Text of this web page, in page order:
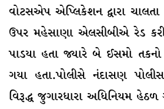
વોટસએપ એપ્લિકેશન દ્વારા
ઉપર મહેસાણા એલસીબીએ રેડ
પાડયા હતા જ્યારે બે ઈસમો
ગયા હતા.પોલીસે નંદાસણ
વિરૂદ્ધ જુગારધારા અધિનિયમ હેઠળ